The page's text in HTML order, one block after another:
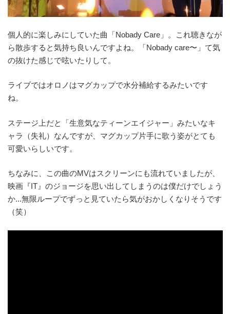
個人的に楽しみにしていた曲「Nobady Care」。これ聴きなが
ら散歩すると気持ち良いんですよね。「Nobady care〜」て気
の抜けた感じで呟いたりして。
ライブではオロノはマグカップで水分補給するみたいです
ね。
ステージ上だと「生意気なティーンエイジャー」みたいなキ
ャラ（失礼）なんですが、マグカップ片手に歌う姿がとても
可愛いらしいです。
ちなみに、この曲のMVはスクリーンにも流れていましたが、
映画『IT』のジョージを思い出してしまうのは僕だけでしょう
か...無限ループでずっと見ていたら気がおかしくなりそうです
（笑）